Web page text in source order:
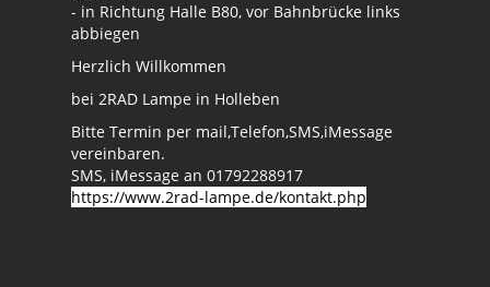
- in Richtung Halle B80, vor Bahnbrücke links
abbiegen
Herzlich Willkommen
bei 2RAD Lampe in Holleben
Bitte Termin per mail,Telefon,SMS,iMessage
vereinbaren.
SMS, iMessage an 01792288917
https://www.2rad-lampe.de/kontakt.php